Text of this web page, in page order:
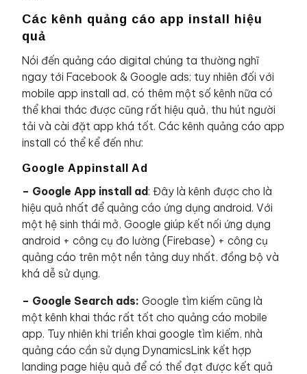
Các kênh quảng cáo app install hiệu
quả
Nói đến quảng cáo digital chúng ta thường nghĩ
ngay tới Facebook & Google ads; tuy nhiên đối với
mobile app install ad, có thêm một số kênh nữa có
thể khai thác được cũng rất hiệu quả, thu hút người
tải và cài đặt app khá tốt. Các kênh quảng cáo app
install có thể kể đến như:
Google Appinstall Ad
– Google App install ad : Đây là kênh được cho là
hiệu quả nhất để quảng cáo ứng dụng android. Với
một hệ sinh thái mở, Google giúp kết nối ứng dụng
android + công cụ đo lường (Firebase) + công cụ
quảng cáo trên một nền tảng duy nhất, đồng bộ và
khá dễ sử dụng.
– Google Search ads: Google tìm kiếm cũng là
một kênh khai thác rất tốt cho quảng cáo mobile
app. Tuy nhiên khi triển khai google tìm kiếm, nhà
quảng cáo cần sử dụng DynamicsLink kết hợp
landing page hiệu quả để có thể đạt được kết quả